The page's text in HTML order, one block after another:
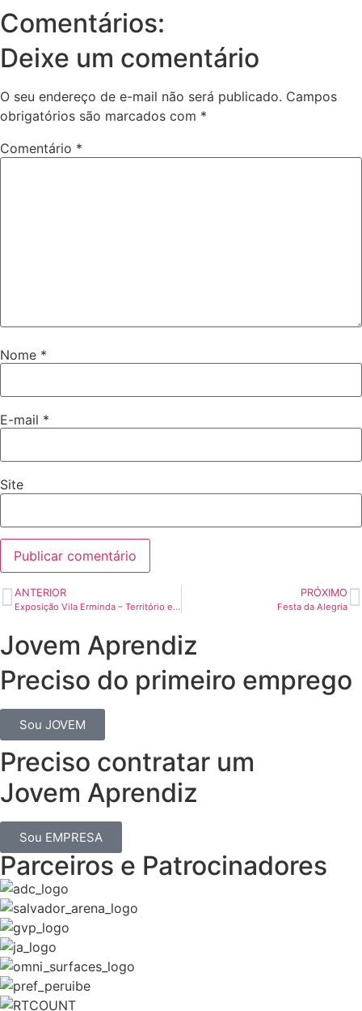
Comentários:
Deixe um comentário
O seu endereço de e-mail não será publicado. Campos
obrigatórios são marcados com *
Comentário *
Nome *
E-mail *
Site
ANTERIOR
Exposição Vila Erminda – Território e Identidade
PRÓXIMO
Festa da Alegria
Jovem Aprendiz
Preciso do primeiro emprego
Sou JOVEM
Preciso contratar um
Jovem Aprendiz
Sou EMPRESA
Parceiros e Patrocinadores